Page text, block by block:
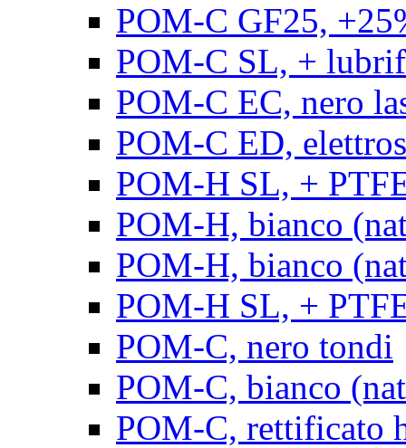
POM-C GF25,
POM-C SL, +
POM-C EC, nero
POM-C ED,
POM-H SL, +
POM-H, bianco
POM-H, bianco
POM-H SL, +
POM-C, nero tondi
POM-C, bianco
POM-C, rettificato